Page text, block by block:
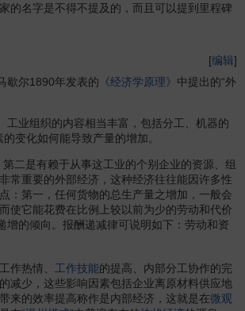
名字是不得不提及的，而且可以提到里程碑
[编辑]
歇尔1890年发表的 《经济学原理》 中提出的“外
业组织的内容相当丰富，包括分工、机器的
变化如何能导致产量的增加。
二是有赖于从事这工业的个别企业的资源、组
常重要的外部经济，这种经济往往能因许多性
第一，任何货物的总生产量之增加，一般会
使它能花费在比例上较以前为少的劳动和代价
增的倾向。报酬递减律可说明如下：劳动和资
作热情、 工作技能的提高、内部分工协作的完
减少，这些影响因素包括企业离原材料供应地
来的效率提高称作是内部经济，这就是在微观